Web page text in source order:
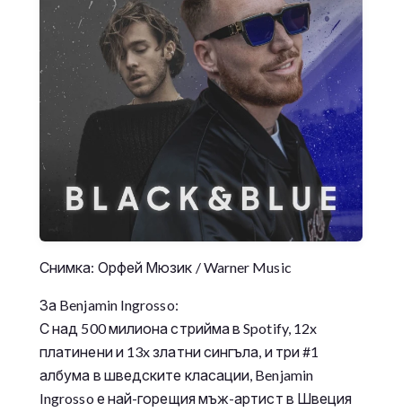
Снимка: Орфей Мюзик / Warner Music
За Benjamin Ingrosso:
С над 500 милиона стрийма в Spotify, 12x
платинени и 13x златни сингъла, и три #1
албума в шведските класации, Benjamin
Ingrosso е най-горещия мъж-артист в Швеция